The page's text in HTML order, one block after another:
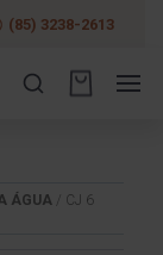
(85) 3238-2613
ÁGUA / CJ 6